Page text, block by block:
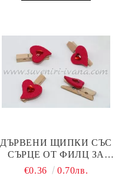
ДЪРВЕНИ ЩИПКИ СЪС
СЪРЦЕ ОТ ФИЛЦ ЗА
ДЕКОРАЦИЯ 4,5 Х 0,7 СМ
€0.36 0.70лв.